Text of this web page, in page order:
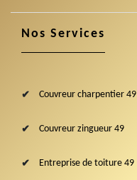
Nos Services
Couvreur charpentier 49
Couvreur zingueur 49
Entreprise de toiture 49